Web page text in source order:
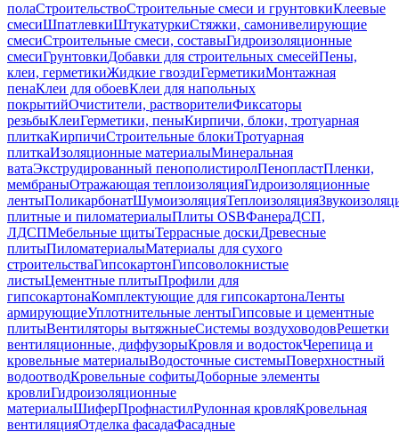
полаСтроительствоСтроительные смеси и грунтовкиКлеевые
смесиШпатлевкиШтукатуркиСтяжки, самонивелирующие
смесиСтроительные смеси, составыГидроизоляционные
смесиГрунтовкиДобавки для строительных смесейПены,
клеи, герметикиЖидкие гвоздиГерметикиМонтажная
пенаКлеи для обоевКлеи для напольных
покрытийОчистители, растворителиФиксаторы
резьбыКлеиГерметики, пеныКирпичи, блоки, тротуарная
плиткаКирпичиСтроительные блокиТротуарная
плиткаИзоляционные материалыМинеральная
ватаЭкструдированный пенополистиролПенопластПленки,
мембраныОтражающая теплоизоляцияГидроизоляционные
лентыПоликарбонатШумоизоляцияТеплоизоляция
плитные и пиломатериалыПлиты OSBФанераДСП,
ЛДСПМебельные щитыТеррасные доскиДревесные
плитыПиломатериалыМатериалы для сухого
строительстваГипсокартонГипсоволокнистые
листыЦементные плитыПрофили для
гипсокартонаКомплектующие для гипсокартонаЛенты
армирующиеУплотнительные лентыГипсовые и цементные
плитыВентиляторы вытяжныеСистемы воздуховодовРешетки
вентиляционные, диффузорыКровля и водостокЧерепица и
кровельные материалыВодосточные системыПоверхностный
водоотводКровельные софитыДоборные элементы
кровлиГидроизоляционные
материалыШиферПрофнастилРулонная кровляКровельная
вентиляцияОтделка фасадаФасадные